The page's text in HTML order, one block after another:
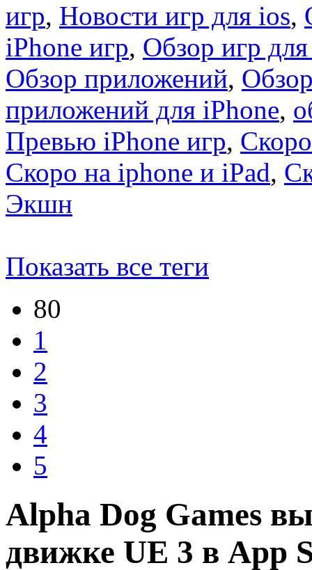
игр, Новости игр для ios,
iPhone игр, Обзор игр
Обзор приложений,
приложений для iPhone,
Превью iPhone игр,
Скоро на iphone и iPad,
Экшн
Показать все теги
80
1
2
3
4
5
Alpha Dog Games
движке UE 3 в App